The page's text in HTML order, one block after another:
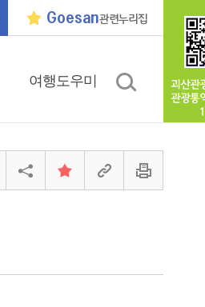
Goesan관련누리집
여행도우미
괴산관
관광통